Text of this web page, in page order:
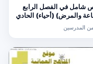
شامل في الفصل الرابع
والمرض) (أحياء) الحادي
المدرسين